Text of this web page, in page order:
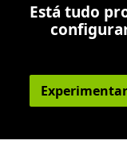
Está tudo